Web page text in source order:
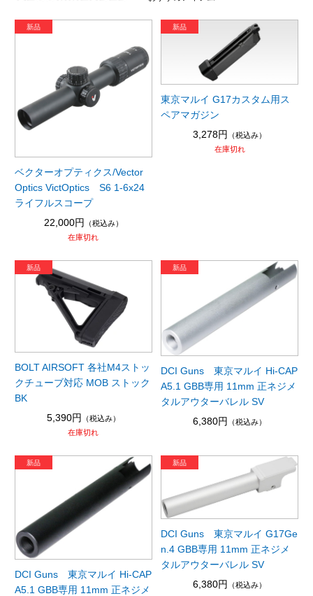
ベクターオプティクス/Vector
Optics VictOptics S6 1-6x24
ライフルスコープ
22,000円
（税込み）
在庫切れ
東京マルイ G17カスタム用ス
ペアマガジン
3,278円
（税込み）
在庫切れ
BOLT AIRSOFT 各社M4ストッ
クチューブ対応 MOB ストック
BK
5,390円
（税込み）
在庫切れ
DCI Guns 東京マルイ Hi-CAP
A5.1 GBB専用 11mm 正ネジメ
タルアウターバレル SV
6,380円
（税込み）
DCI Guns 東京マルイ Hi-CAP
A5.1 GBB専用 11mm 正ネジメ
DCI Guns 東京マルイ G17Ge
n.4 GBB専用 11mm 正ネジメ
タルアウターバレル SV
6,380円
（税込み）